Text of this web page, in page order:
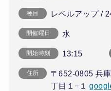
種目 レベルアップ /
開催曜日 水
開始時刻 13:15
住所
〒652-0805 兵
丁目１−１